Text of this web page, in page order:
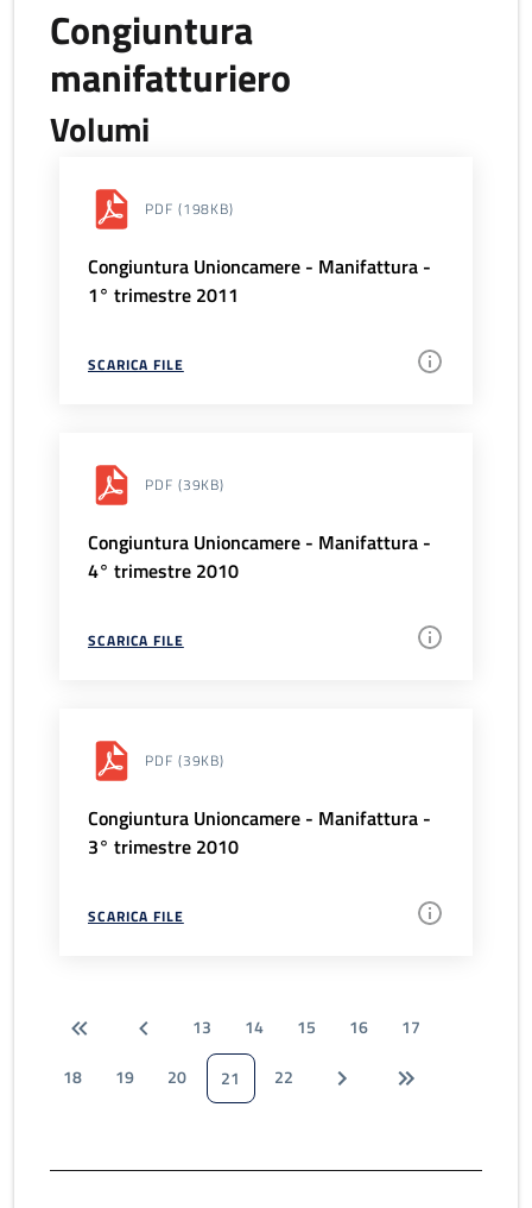
Congiuntura
manifatturiero
Volumi
PDF (198KB)
Congiuntura Unioncamere - Manifattura -
1° trimestre 2011
SCARICA FILE
PDF (39KB)
Congiuntura Unioncamere - Manifattura -
4° trimestre 2010
SCARICA FILE
PDF (39KB)
Congiuntura Unioncamere - Manifattura -
3° trimestre 2010
SCARICA FILE
13 14 15 16
17
18
19 20 21 22